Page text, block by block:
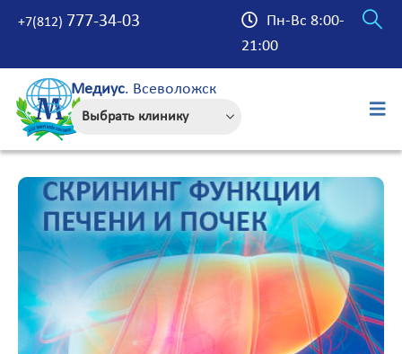
+7(812) 777-34-03
Пн-Вс 8:00-
21:00
Медиус. Всеволожск